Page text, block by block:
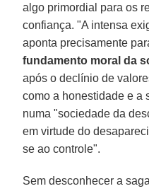
algo primordial para os
confiança. "A intensa
aponta precisamente
fundamento moral da
após o declínio de
como a honestidade e a
numa "sociedade da
em virtude do
se ao controle".
Sem desconhecer a